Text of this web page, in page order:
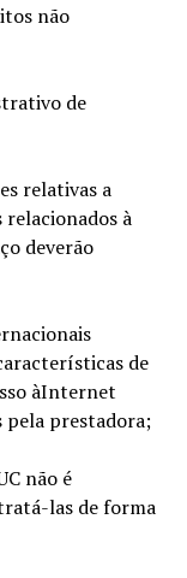
não
de
relativas a
relacionados à
deverão
de
àInternet
pela prestadora;
não é
las de forma